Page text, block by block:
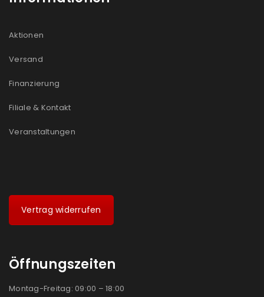
Aktionen
Versand
Finanzierung
Filiale & Kontakt
Veranstaltungen
Vertrag widerrufen
Öffnungszeiten
Montag-Freitag: 09:00 – 18:00